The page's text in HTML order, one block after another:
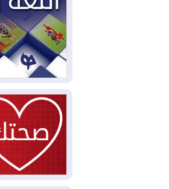
2026-08-04بيترو
الرئاسية ويحذر
كولومبيا
2026-08-03رئيس
2026-08-03
بمنع الهجمات على
2026-08-03
دينار!